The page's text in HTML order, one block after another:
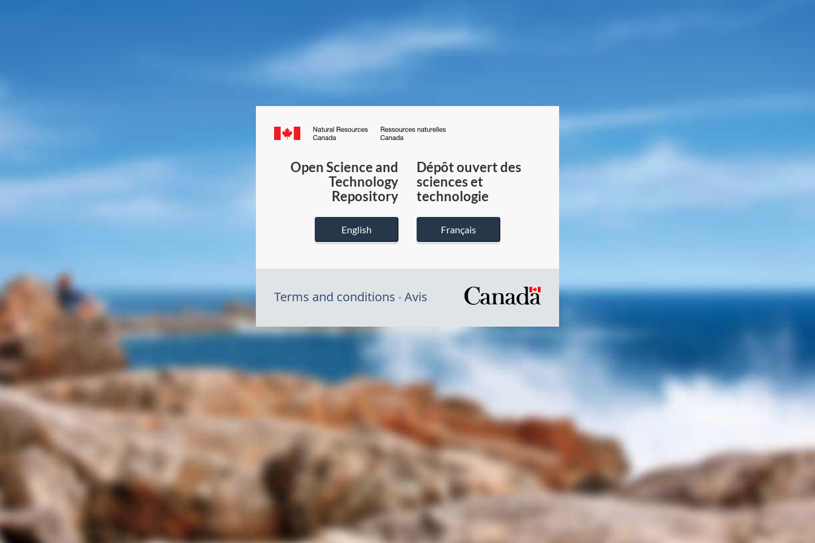
Canada.ca
du
Canada
Open Science and
Technology
Repository
English
Dépôt ouvert des
sciences et
technologie
Français
Terms and conditions Avis
/
gouvernement